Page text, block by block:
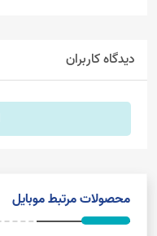
دیدگاه کاربران
محصولات مرتبط موبایل